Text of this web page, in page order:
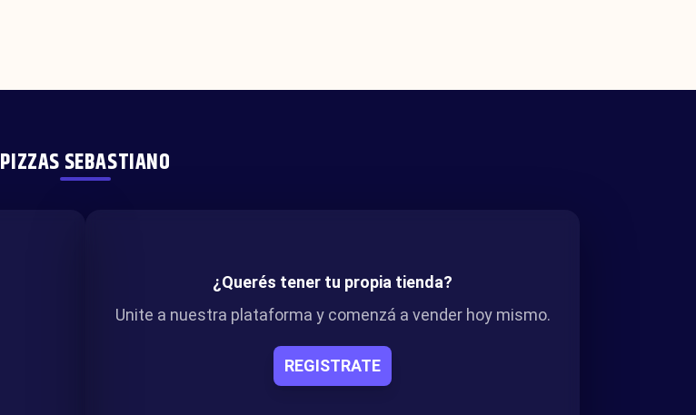
PIZZAS SEBASTIANO
¿Querés tener tu propia tienda?
Unite a nuestra plataforma y comenzá a vender hoy mismo.
REGISTRATE